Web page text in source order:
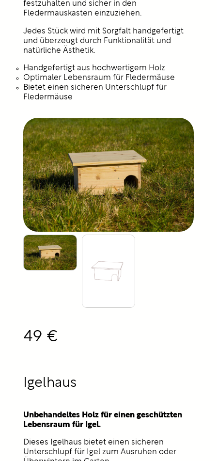
festzuhalten und sicher in den
Fledermauskasten einzuziehen.
Jedes Stück wird mit Sorgfalt handgefertigt
und überzeugt durch Funktionalität und
natürliche Ästhetik.
Handgefertigt aus hochwertigem Holz
Optimaler Lebensraum für Fledermäuse
Bietet einen sicheren Unterschlupf für
Fledermäuse
Igelhaus
Unbehandeltes Holz für einen geschützten
Lebensraum für Igel.
Dieses Igelhaus bietet einen sicheren
Unterschlupf für Igel zum Ausruhen oder
49 €